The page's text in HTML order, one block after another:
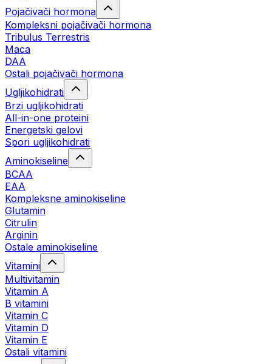
Pojačivači hormona
Kompleksni pojačivači hormona
Tribulus Terrestris
Maca
DAA
Ostali pojačivači hormona
Ugljikohidrati
Brzi ugljikohidrati
All-in-one proteini
Energetski gelovi
Spori ugljikohidrati
Aminokiseline
BCAA
EAA
Kompleksne aminokiseline
Glutamin
Citrulin
Arginin
Ostale aminokiseline
Vitamini
Multivitamin
Vitamin A
B vitamini
Vitamin C
Vitamin D
Vitamin E
Ostali vitamini